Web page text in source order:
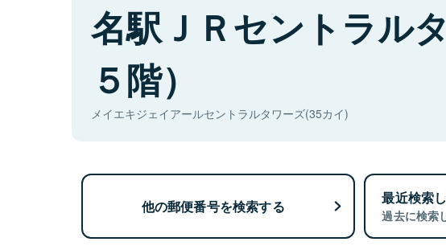
名駅ＪＲセントラル
５階）
メイエキジェイアールセントラルタワーズ(35カイ)
他の郵便番号を検索する 最近検索
過去に検索